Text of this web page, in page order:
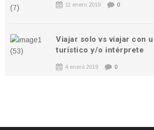
11 enero 2019 0
Viajar solo vs viajar con
turístico y/o intérprete
4 enero 2019 0